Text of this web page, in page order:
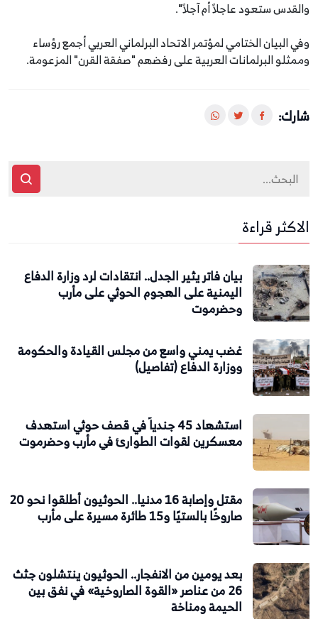
والقدس ستعود عاجلاً أم آجلاً".
وفي البيان الختامي لمؤتمر الاتحاد البرلماني العربي أجمع رؤساء
وممثلو البرلمانات العربية على رفضهم "صفقة القرن" المزعومة.
شارك:
الاكثر قراءة
بيان فاتر يثير الجدل.. انتقادات لرد وزارة الدفاع
اليمنية على الهجوم الحوثي على مأرب
وحضرموت
غضب يمني واسع من مجلس القيادة والحكومة
ووزارة الدفاع (تفاصيل)
استشهاد 45 جندياً في قصف حوثي استهدف
معسكرين لقوات الطوارئ في مأرب وحضرموت
مقتل وإصابة 16 مدنيا.. الحوثيون أطلقوا نحو 20
صاروخًا بالستيًا و15 طائرة مسيرة على مأرب
بعد يومين من الانفجار.. الحوثيون ينتشلون جثث
26 من عناصر «القوة الصاروخية» في نفق بين
الحيمة ومناخة